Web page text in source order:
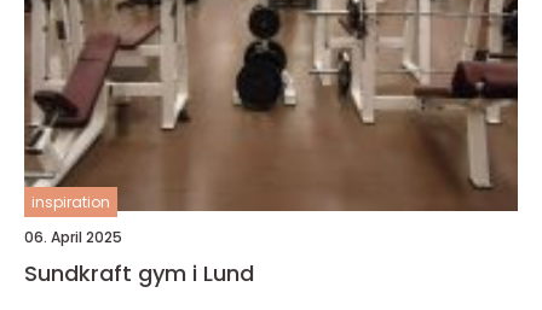
inspiration
06. April 2025
Sundkraft gym i Lund